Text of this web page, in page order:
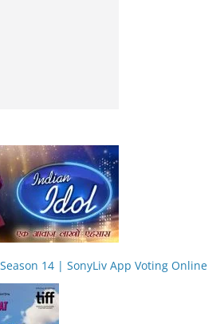
14 | SonyLiv App Voting Online